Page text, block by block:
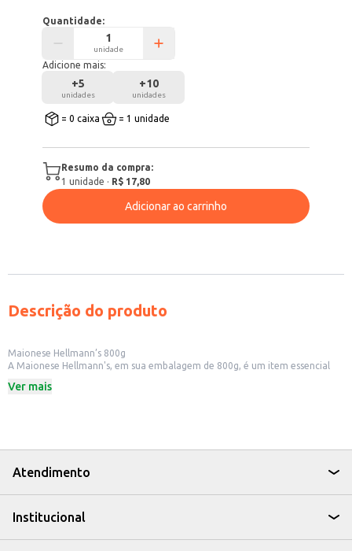
Quantidade:
unidade
Adicione mais:
+5
unidades
+10
unidades
= 0 caixa = 1 unidade
Resumo da compra:
1 unidade · R$ 17,80
Adicionar ao carrinho
Descrição do produto
Maionese Hellmann’s 800g
A Maionese Hellmann's, em sua embalagem de 800g, é um item essencial
doméstico, em lanchonetes, restaurantes e outros estabelecimentos
batatas fritas.
Ideal para incrementar receitas, como tortas salgadas e recheios.
Uma ótima opção para quem busca um produto versátil e saboroso.
Ver mais
Atendimento
Institucional